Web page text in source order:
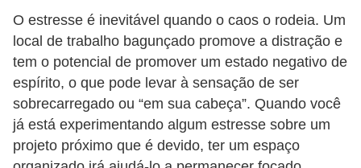
O estresse é inevitável quando o caos o rodeia. Um
local de trabalho bagunçado promove a distração e
tem o potencial de promover um estado negativo de
espírito, o que pode levar à sensação de ser
sobrecarregado ou “em sua cabeça”. Quando você
já está experimentando algum estresse sobre um
projeto próximo que é devido, ter um espaço